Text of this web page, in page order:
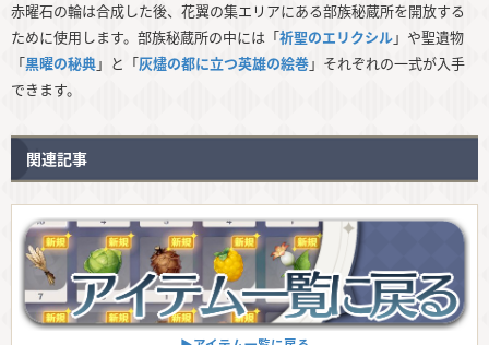
赤曜石の輪は合成した後、花翼の集エリアにある部族秘蔵所を開放する
ために使用します。部族秘蔵所の中には「祈聖のエリクシル」や聖遺物
「黒曜の秘典」と「灰燼の都に立つ英雄の絵巻」それぞれの一式が入手
できます。
関連記事